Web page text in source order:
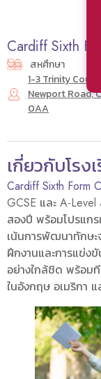
Cardiff Sixth
สหศึกษา
1-3 Trinity Court,
Newport Road,
0AA
เกี่ยวกับโรง
Cardiff Sixth Form
GCSE และ A-
สองปี พร้อมโปรแกร
เน้นการพัฒนาทักษะ
ฝึกงานและการแข่ง
อย่างใกล้ชิด พร้อม
ในอังกฤษ อเมริกา แ